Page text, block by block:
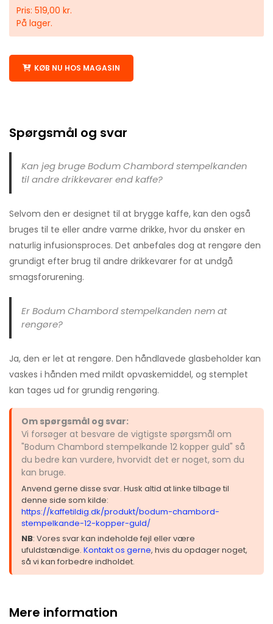
Pris: 519,00 kr.
På lager.
KØB NU HOS MAGASIN
Spørgsmål og svar
Kan jeg bruge Bodum Chambord stempelkanden
til andre drikkevarer end kaffe?
Selvom den er designet til at brygge kaffe, kan den også
bruges til te eller andre varme drikke, hvor du ønsker en
naturlig infusionsproces. Det anbefales dog at rengøre den
grundigt efter brug til andre drikkevarer for at undgå
smagsforurening.
Er Bodum Chambord stempelkanden nem at
rengøre?
Ja, den er let at rengøre. Den håndlavede glasbeholder kan
vaskes i hånden med mildt opvaskemiddel, og stemplet
kan tages ud for grundig rengøring.
Om spørgsmål og svar:
Vi forsøger at besvare de vigtigste spørgsmål om
"Bodum Chambord stempelkande 12 kopper guld" så
du bedre kan vurdere, hvorvidt det er noget, som du
kan bruge.
Anvend gerne disse svar. Husk altid at linke tilbage til
denne side som kilde:
https://kaffetildig.dk/produkt/bodum-chambord-
stempelkande-12-kopper-guld/
NB: Vores svar kan indeholde fejl eller være
ufuldstændige. Kontakt os gerne, hvis du opdager noget,
så vi kan forbedre indholdet.
Mere information